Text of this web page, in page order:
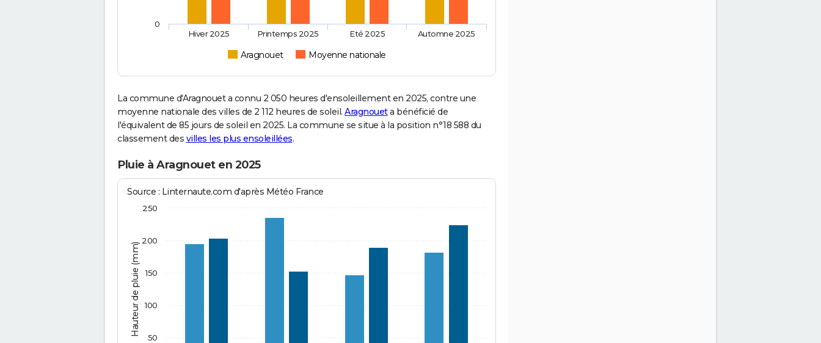
Aragnouet Moyenne nationale
Hiver 2025 Printemps 2025 Eté 2025 Automne 2025
0
La commune d'Aragnouet a connu 2 050 heures d'ensoleillement en 2025, contre une
moyenne nationale des villes de 2 112 heures de soleil. Aragnoueta bénéficié de
l'équivalent de 85 jours de soleil en 2025. La commune se situe à la position n°18 588 du
classement des villes les plus ensoleillées.
Pluie à Aragnouet en 2025
Hauteur de pluie (mm)
Source : Linternaute.com d'après Météo France
50
100
150
200
250